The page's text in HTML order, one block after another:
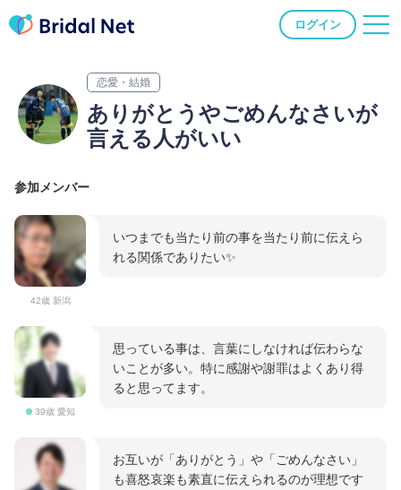
ログイン
恋愛・結婚
ありがとうやごめんなさいが
言える人がいい
参加メンバー
42歳 新潟
いつまでも当たり前の事を当たり前に伝えら
れる関係でありたい✨
39歳 愛知
思っている事は、言葉にしなければ伝わらな
いことが多い。特に感謝や謝罪はよくあり得
ると思ってます。
お互いが「ありがとう」や「ごめんなさい」
も喜怒哀楽も素直に伝えられるのが理想です